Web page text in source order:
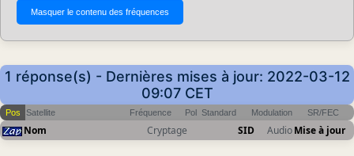
1 réponse(s) - Dernières mises à jour: 2022-03-12
09:07 CET
Pos Satellite Fréquence Pol Standard Modulation SR/FEC
Nom Cryptage SID AudioMise à jour